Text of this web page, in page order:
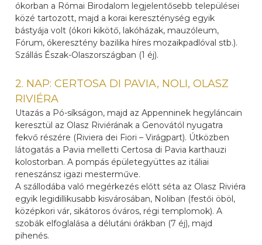
ókorban a Római Birodalom legjelentősebb települései
közé tartozott, majd a korai kereszténység egyik
bástyája volt (ókori kikötő, lakóházak, mauzóleum,
Fórum, ókeresztény bazilika híres mozaikpadlóval stb.).
Szállás Észak-Olaszországban (1 éj).
2. NAP: CERTOSA DI PAVIA, NOLI, OLASZ
RIVIÉRA
Utazás a Pó-síkságon, majd az Appenninek hegyláncain
keresztül az Olasz Riviérának a Genovától nyugatra
fekvő részére (Riviera dei Fiori – Virágpart). Útközben
látogatás a Pavia melletti Certosa di Pavia karthauzi
kolostorban. A pompás épületegyüttes az itáliai
reneszánsz igazi mesterműve.
A szállodába való megérkezés előtt séta az Olasz Riviéra
egyik legidillikusabb kisvárosában, Noliban (festői öböl,
középkori vár, sikátoros óváros, régi templomok). A
szobák elfoglalása a délutáni órákban (7 éj), majd
pihenés.